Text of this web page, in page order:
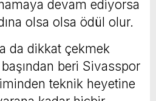
devam ediyorsa
olsa olsa ödül olur.
da dikkat çekmek
beri Sivasspor
teknik heyetine